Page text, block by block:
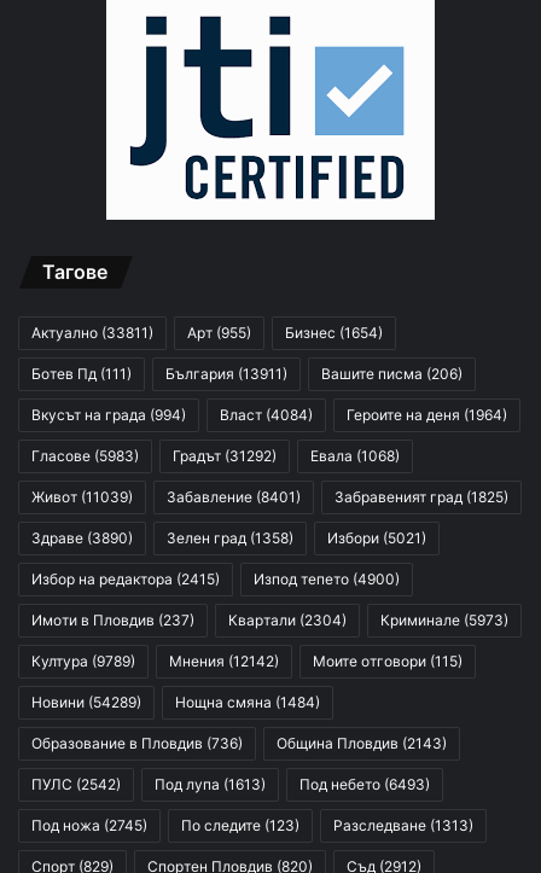
Тагове
Актуално (33811) Арт (955) Бизнес (1654)
Ботев Пд (111) България (13911) Вашите писма (206)
Вкусът на града (994) Власт (4084) Героите на деня (1964)
Гласове (5983) Градът (31292) Евала (1068)
Живот (11039) Забавление (8401) Забравеният град (1825)
Здраве (3890) Зелен град (1358) Избори (5021)
Избор на редактора (2415) Изпод тепето (4900)
Имоти в Пловдив (237) Квартали (2304) Криминале (5973)
Култура (9789) Мнения (12142) Моите отговори (115)
Новини (54289) Нощна смяна (1484)
Образование в Пловдив (736) Община Пловдив (2143)
ПУЛС (2542) Под лупа (1613) Под небето (6493)
Под ножа (2745) По следите (123) Разследване (1313)
Спорт (829) Спортен Пловдив (820) Съд (2912)